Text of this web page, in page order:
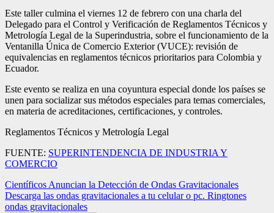
Este taller culmina el viernes 12 de febrero con una charla del
Delegado para el Control y Verificación de Reglamentos Técnicos y
Metrología Legal de la Superindustria, sobre el funcionamiento de la
Ventanilla Única de Comercio Exterior (VUCE): revisión de
equivalencias en reglamentos técnicos prioritarios para Colombia y
Ecuador.
Este evento se realiza en una coyuntura especial donde los países se
unen para socializar sus métodos especiales para temas comerciales,
en materia de acreditaciones, certificaciones, y controles.
Reglamentos Técnicos y Metrología Legal
FUENTE: SUPERINTENDENCIA DE INDUSTRIA Y
COMERCIO
Navegación
de
Científicos Anuncian la Detección de Ondas Gravitacionales
Descarga las ondas gravitacionales a tu celular o pc. Ringtones
ondas gravitacionales